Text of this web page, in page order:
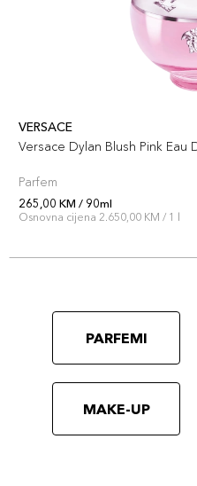
VERSACE
Versace Dylan Blush Pink Eau
Parfem
265,00 KM / 90ml
Osnovna cijena 2.650,00 KM / 1 l
PARFEMI
MAKE-UP